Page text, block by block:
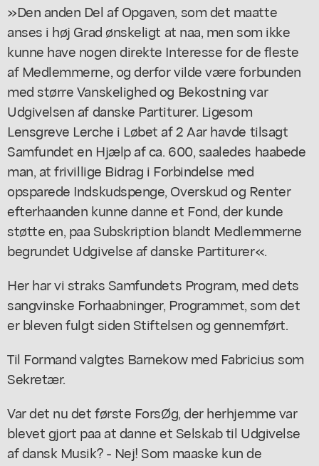
»Den anden Del af Opgaven, som det maatte
anses i høj Grad ønskeligt at naa, men som ikke
kunne have nogen direkte Interesse for de fleste
af Medlemmerne, og derfor vilde være forbunden
med større Vanskelighed og Bekostning var
Udgivelsen af danske Partiturer. Ligesom
Lensgreve Lerche i Løbet af 2 Aar havde tilsagt
Samfundet en Hjælp af ca. 600, saaledes haabede
man, at frivillige Bidrag i Forbindelse med
opsparede Indskudspenge, Overskud og Renter
efterhaanden kunne danne et Fond, der kunde
støtte en, paa Subskription blandt Medlemmerne
begrundet Udgivelse af danske Partiturer«.
Her har vi straks Samfundets Program, med dets
sangvinske Forhaabninger, Programmet, som det
er bleven fulgt siden Stiftelsen og gennemført.
Til Formand valgtes Barnekow med Fabricius som
Sekretær.
Var det nu det første ForsØg, der herhjemme var
blevet gjort paa at danne et Selskab til Udgivelse
af dansk Musik? - Nej! Som maaske kun de